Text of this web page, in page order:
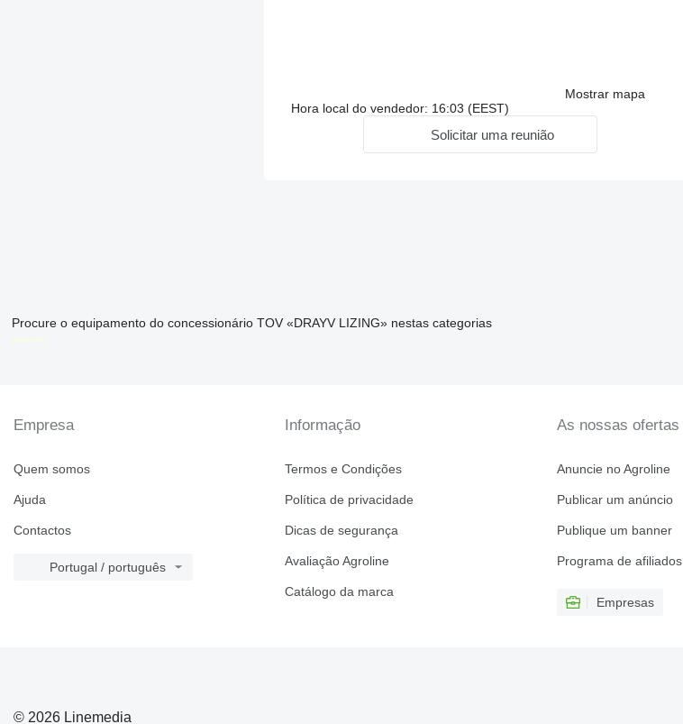
Mostrar mapa
Hora local do vendedor: 16:03 (EEST)
Solicitar uma reunião
Procure o equipamento do concessionário TOV «DRAYV LIZING» nestas categorias
disallow-in-dsa
Empresa
Quem somos
Ajuda
Contactos
Portugal / português
Informação
Termos e Condições
Política de privacidade
Dicas de segurança
Avaliação Agroline
Catálogo da marca
As nossas ofertas
Anuncie no Agroline
Publicar um anúncio
Publique um banner
Programa de afiliados
Empresas
© 2026 Linemedia